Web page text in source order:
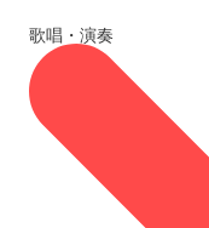
歌唱・演奏